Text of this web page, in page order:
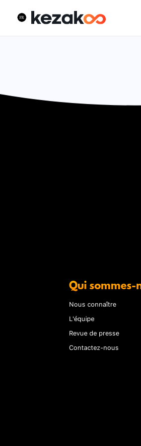
Qui sommes-
Nous connaître
L'équipe
Revue de presse
Contactez-nous